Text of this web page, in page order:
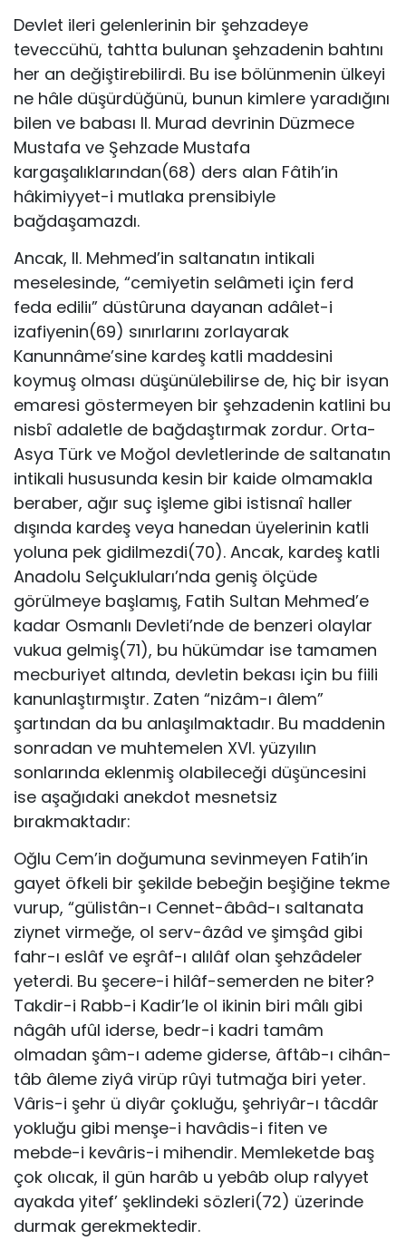
Devlet ileri gelenlerinin bir şehzadeye
teveccühü, tahtta bulunan şehzadenin bahtını
her an değiştirebilirdi. Bu ise bölünmenin ülkeyi
ne hâle düşürdüğünü, bunun kimlere yaradığını
bilen ve babası II. Murad devrinin Düzmece
Mustafa ve Şehzade Mustafa
kargaşalıklarından(68) ders alan Fâtih’in
hâkimiyyet-i mutlaka prensibiyle
bağdaşamazdı.
Ancak, II. Mehmed’in saltanatın intikali
meselesinde, “cemiyetin selâmeti için ferd
feda ediliı” düstûruna dayanan adâlet-i
izafiyenin(69) sınırlarını zorlayarak
Kanunnâme’sine kardeş katli maddesini
koymuş olması düşünülebilirse de, hiç bir isyan
emaresi göstermeyen bir şehzadenin katlini bu
nisbî adaletle de bağdaştırmak zordur. Orta-
Asya Türk ve Moğol devletlerinde de saltanatın
intikali hususunda kesin bir kaide olmamakla
beraber, ağır suç işleme gibi istisnaî haller
dışında kardeş veya hanedan üyelerinin katli
yoluna pek gidilmezdi(70). Ancak, kardeş katli
Anadolu Selçukluları’nda geniş ölçüde
görülmeye başlamış, Fatih Sultan Mehmed’e
kadar Osmanlı Devleti’nde de benzeri olaylar
vukua gelmiş(71), bu hükümdar ise tamamen
mecburiyet altında, devletin bekası için bu fiili
kanunlaştırmıştır. Zaten “nizâm-ı âlem”
şartından da bu anlaşılmaktadır. Bu maddenin
sonradan ve muhtemelen XVI. yüzyılın
sonlarında eklenmiş olabileceği düşüncesini
ise aşağıdaki anekdot mesnetsiz
bırakmaktadır:
Oğlu Cem’in doğumuna sevinmeyen Fatih’in
gayet öfkeli bir şekilde bebeğin beşiğine tekme
vurup, “gülistân-ı Cennet-âbâd-ı saltanata
ziynet virmeğe, ol serv-âzâd ve şimşâd gibi
fahr-ı eslâf ve eşrâf-ı alılâf olan şehzâdeler
yeterdi. Bu şecere-i hilâf-semerden ne biter?
Takdir-i Rabb-i Kadir’le ol ikinin biri mâlı gibi
nâgâh ufûl iderse, bedr-i kadri tamâm
olmadan şâm-ı ademe giderse, âftâb-ı cihân-
tâb âleme ziyâ virüp rûyi tutmağa biri yeter.
Vâris-i şehr ü diyâr çokluğu, şehriyâr-ı tâcdâr
yokluğu gibi menşe-i havâdis-i fiten ve
mebde-i kevâris-i mihendir. Memleketde baş
çok olıcak, il gün harâb u yebâb olup ralyyet
ayakda yitef’ şeklindeki sözleri(72) üzerinde
durmak gerekmektedir.